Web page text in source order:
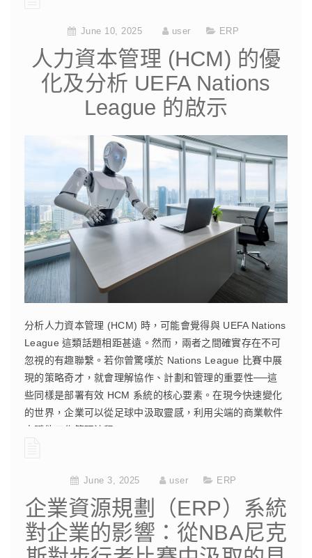
June 10, 2025
user ERP
人力資本管理 (HCM) 的優
化及分析 UEFA Nations
League 的啟示
分析人力資本管理 (HCM) 時，可能會覺得與 UEFA Nations
League 這類話題相距甚遠。然而，兩者之間確實存在不可
忽視的有趣聯繫。若你曾驚嘆於 Nations League 比賽中展
現的策略奇才，就會理解協作、計劃和管理的重要性──這
些同樣是部署有效 HCM 系統的核心要素。在現今快速變化
的世界，企業可以從足球中汲取靈感，利用尖端的商業軟件
來賦能工作管理流程。
June 3, 2025
user ERP
企業資源規劃（ERP）系統
對企業的影響：從NBA尼克